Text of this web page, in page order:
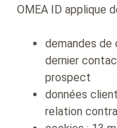
OMEA ID applique
demandes de
dernier
prospect
données
relation